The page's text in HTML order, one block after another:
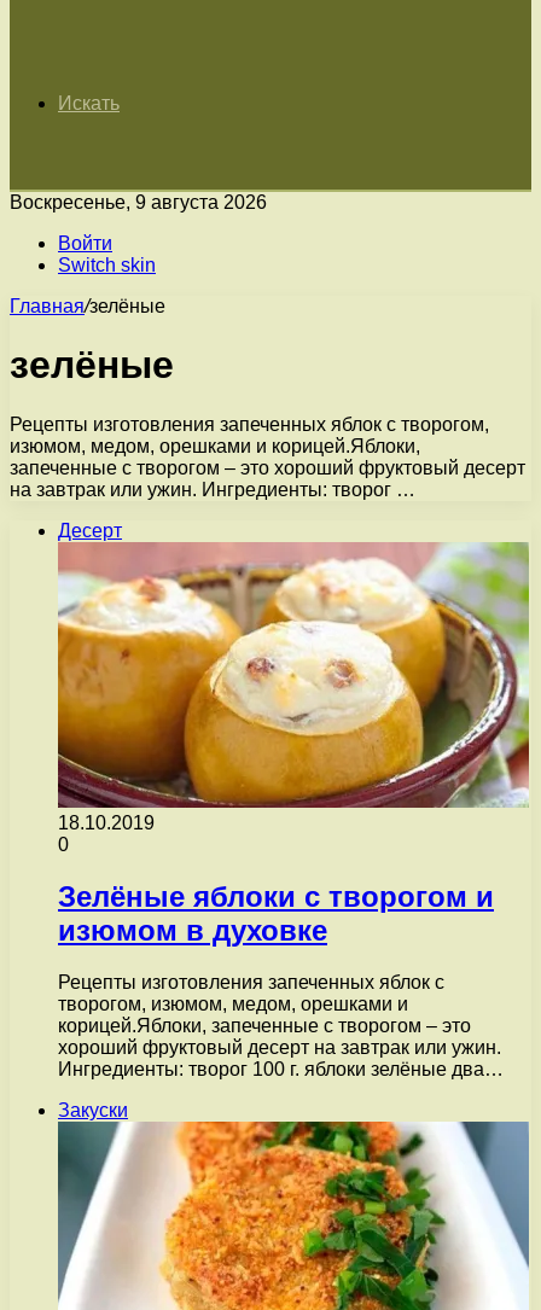
Искать
Воскресенье, 9 августа 2026
Войти
Switch skin
Главная/зелёные
зелёные
Рецепты изготовления запеченных яблок с творогом,
изюмом, медом, орешками и корицей.Яблоки,
запеченные с творогом – это хороший фруктовый десерт
на завтрак или ужин. Ингредиенты: творог …
Десерт
18.10.2019
0
Зелёные яблоки с творогом и
изюмом в духовке
Рецепты изготовления запеченных яблок с
творогом, изюмом, медом, орешками и
корицей.Яблоки, запеченные с творогом – это
хороший фруктовый десерт на завтрак или ужин.
Ингредиенты: творог 100 г. яблоки зелёные два…
Закуски